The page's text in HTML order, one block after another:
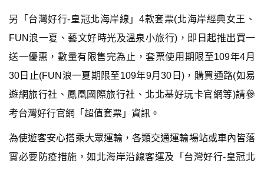
另「台灣好行-皇冠北海岸線」4款套票(北海岸經典女王、
FUN浪一夏、藝文好時光及溫泉小旅行)，即日起推出買一
送一優惠，數量有限售完為止，套票使用期限至109年4月
30日止(FUN浪一夏期限至109年9月30日)，購買通路(如易
遊網旅行社、鳳凰國際旅行社、北北基好玩卡官網等)請參
考台灣好行官網「超值套票」資訊。
為使遊客安心搭乘大眾運輸，各類交通運輸場站或車內皆落
實必要防疫措施，如北海岸沿線客運及「台灣好行-皇冠北